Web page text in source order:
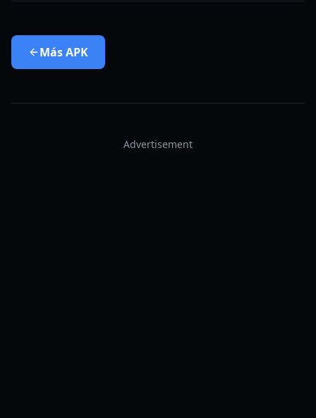
MásAPK
Advertisement